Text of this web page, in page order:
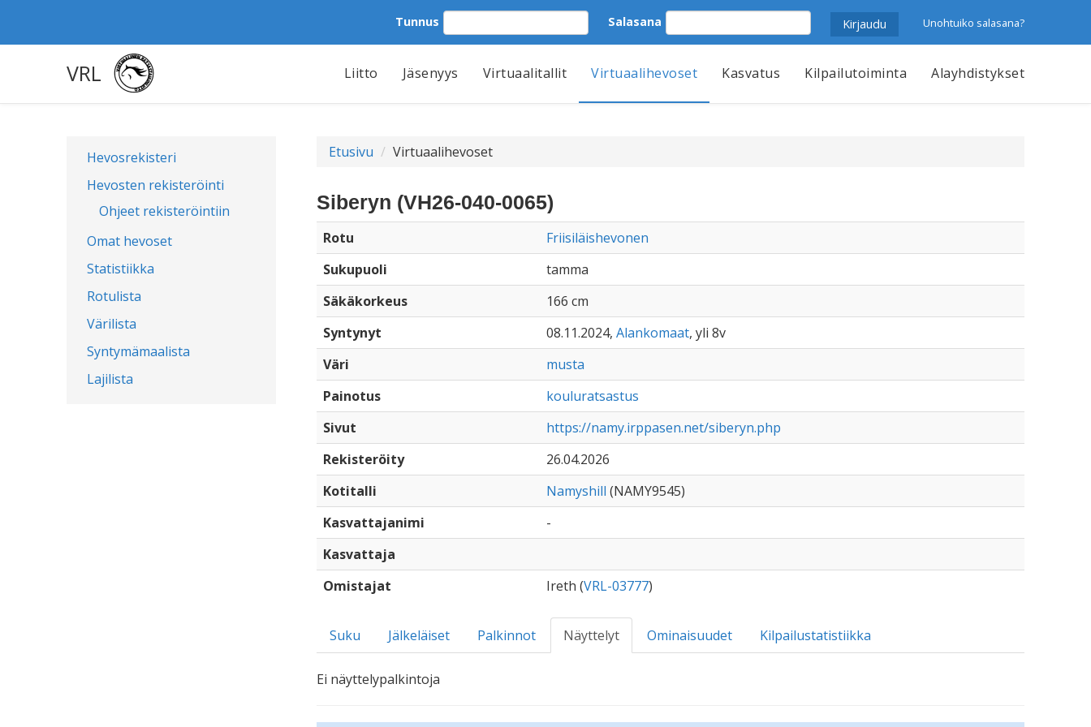
Tunnus Salasana Unohtuiko salasana?
VRL Liitto Jäsenyys Virtuaalitallit Virtuaalihevoset Kasvatus Kilpailutoiminta Alayhdistykset
Hevosrekisteri
Hevosten rekisteröinti
Ohjeet rekisteröintiin
Omat hevoset
Statistiikka
Rotulista
Värilista
Syntymämaalista
Lajilista
Etusivu Virtuaalihevoset
Siberyn (VH26-040-0065)
Rotu
Friisiläishevonen
Sukupuoli
tamma
Säkäkorkeus
166 cm
Syntynyt
08.11.2024, Alankomaat, yli 8v
Väri
musta
Painotus
kouluratsastus
Sivut
https://namy.irppasen.net/siberyn.php
Rekisteröity
26.04.2026
Kotitalli
Namyshill (NAMY9545)
Kasvattajanimi
-
Kasvattaja
Omistajat
Ireth (VRL-03777)
Suku Jälkeläiset Palkinnot Näyttelyt Ominaisuudet Kilpailustatistiikka
Ei näyttelypalkintoja